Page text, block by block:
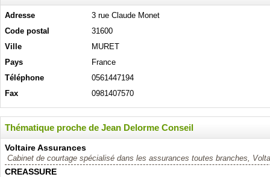
Adresse
3 rue Claude Monet
Code postal
31600
Ville
MURET
Pays
France
Téléphone
0561447194
Fax
0981407570
Thématique proche de Jean Delorme Conseil
Voltaire Assurances
Cabinet de courtage spécialisé dans les assurances toutes branches,
CREASSURE